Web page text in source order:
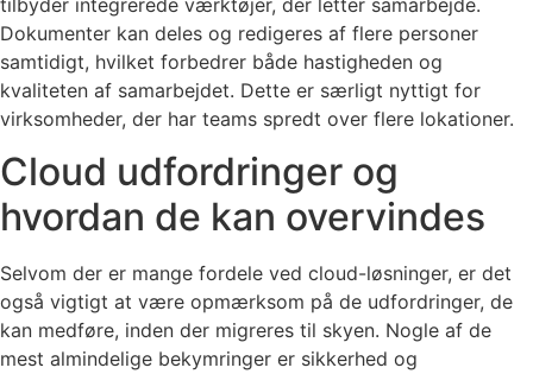
Dokumenter kan deles og redigeres af flere personer
samtidigt, hvilket forbedrer både hastigheden og
kvaliteten af samarbejdet. Dette er særligt nyttigt for
virksomheder, der har teams spredt over flere lokationer.
Cloud udfordringer og
hvordan de kan overvindes
Selvom der er mange fordele ved cloud-løsninger, er det
også vigtigt at være opmærksom på de udfordringer, de
kan medføre, inden der migreres til skyen. Nogle af de
mest almindelige bekymringer er sikkerhed og